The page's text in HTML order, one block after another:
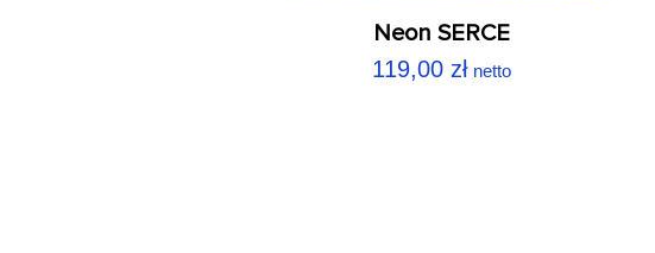
Neon SERCE
119,00 zł netto